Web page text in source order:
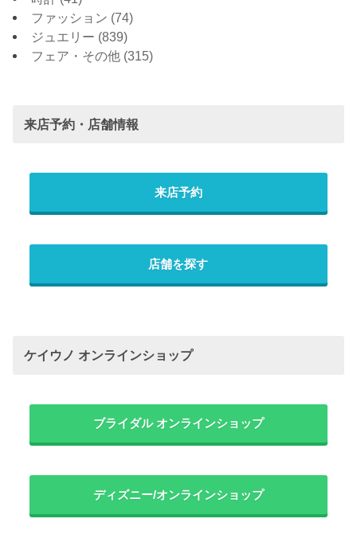
ファッション (74)
ジュエリー (839)
フェア・その他 (315)
来店予約・店舗情報
来店予約
店舗を探す
ケイウノ オンラインショップ
ブライダル オンラインショップ
ディズニー/オンラインショップ